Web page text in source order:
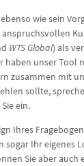
wie sein
WTS Global) als
haben unser Tool
zusammen mit
sollte,
ein.
Ihres
sogar Ihr eigenes
Sie aber auch